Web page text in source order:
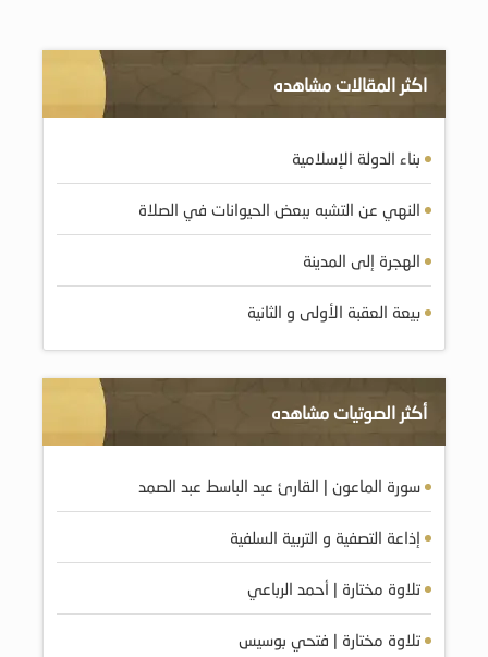
اكثر المقالات مشاهده
بناء الدولة الإسلامية
النهي عن التشبه ببعض الحيوانات في الصلاة
الهجرة إلى المدينة
بيعة العقبة الأولى و الثانية
أكثر الصوتيات مشاهده
سورة الماعون | القارئ عبد الباسط عبد الصمد
إذاعة التصفية و التربية السلفية
تلاوة مختارة | أحمد الرباعي
تلاوة مختارة | فتحي بوسيس